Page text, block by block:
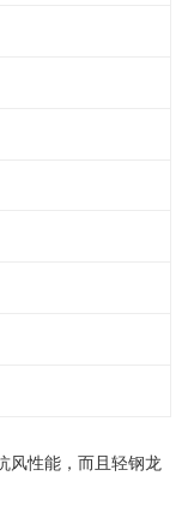
风性能，而且轻钢龙